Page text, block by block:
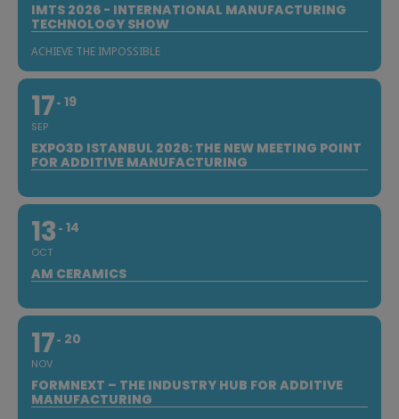
IMTS 2026 - INTERNATIONAL MANUFACTURING
TECHNOLOGY SHOW
ACHIEVE THE IMPOSSIBLE
17
SEP
19
EXPO3D ISTANBUL 2026: THE NEW MEETING POINT
FOR ADDITIVE MANUFACTURING
13
OCT
14
AM CERAMICS
17
NOV
20
FORMNEXT – THE INDUSTRY HUB FOR ADDITIVE
MANUFACTURING